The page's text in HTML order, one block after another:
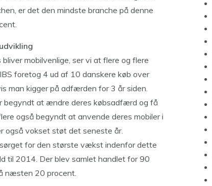
er det den mindste branche på denne
mobilvenlige, ser vi at flere og flere
foretog 4 ud af 10 danskere køb over
man kigger på adfærden for 3 år siden.
begyndt at ændre deres købsadfærd og få
også begyndt at anvende deres mobiler i
også vokset støt det seneste år.
for den største vækst indenfor dette
til 2014. Der blev samlet handlet for 90
næsten 20 procent.